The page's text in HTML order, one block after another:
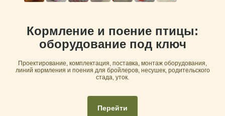
Кормление и поение птицы:
оборудование под ключ
Проектирование, комплектация, поставка, монтаж оборудования,
линий кормления и поения для бройлеров, несушек, родительского
стада, уток.
Перейти
Комплексное оснащение
фермптицеводческого
направления
Вентиляторы